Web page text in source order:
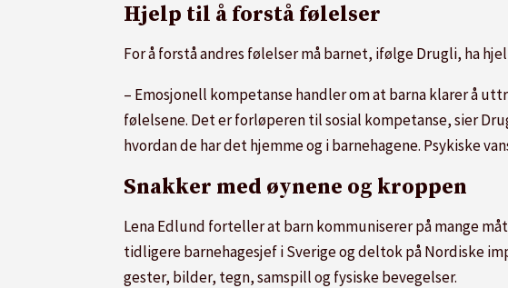
Hjelp til å forstå følelser
For å forstå andres følelser må barnet, ifølge Drugli, ha
– Emosjonell kompetanse handler om at barna klarer å
følelsene. Det er forløperen til sosial kompetanse, sier
hvordan de har det hjemme og i barnehagene. Psykiske
Snakker med øynene og kroppen
Lena Edlund forteller at barn kommuniserer på mange
tidligere barnehagesjef i Sverige og deltok på Nordiske
gester, bilder, tegn, samspill og fysiske bevegelser.